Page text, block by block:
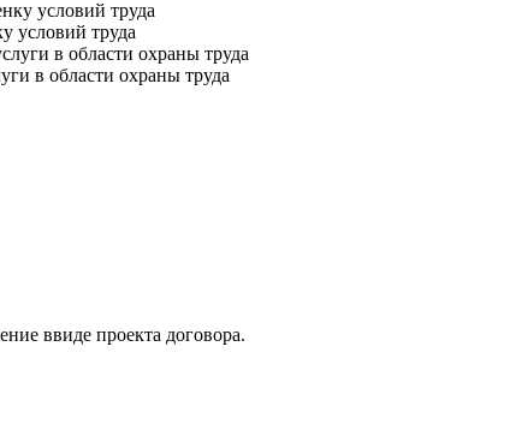
условий труда
в области охраны труда
ввиде проекта договора.